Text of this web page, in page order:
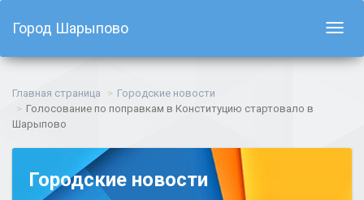
Город Шарыпово
Главная страница
Городские новости
Голосование по поправкам в Конституцию стартовало в
Шарыпово
Городские новости